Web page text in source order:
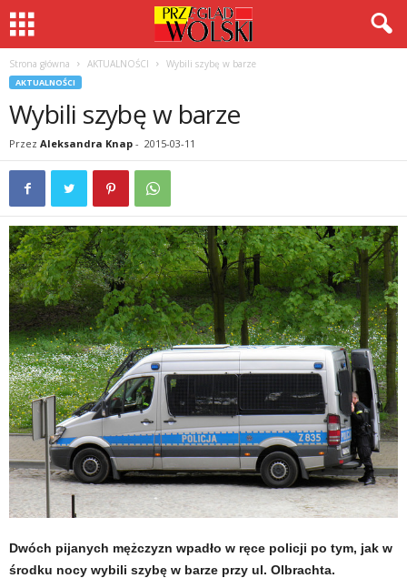
Strona główna AKTUALNOŚCI Wybili szybę w barze
AKTUALNOŚCI
Wybili szybę w barze
Przez Aleksandra Knap - 2015-03-11
Dwóch pijanych mężczyzn wpadło w ręce policji po tym, jak w
środku nocy wybili szybę w barze przy ul. Olbrachta.